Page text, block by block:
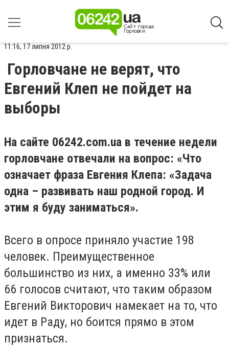
11:16, 17 липня 2012 р.
Горловчане не верят, что
Евгений Клеп не пойдет на
выборы
На сайте 06242.com.ua в течение недели
горловчане отвечали на вопрос: «Что
означает фраза Евгения Клепа: «Задача
одна – развивать наш родной город. И
этим я буду заниматься».
Всего в опросе приняло участие 198
человек. Преимущественное
большинство из них, а именно 33% или
66 голосов считают, что таким образом
Евгений Викторович намекает на то, что
идет в Раду, но боится прямо в этом
признаться.